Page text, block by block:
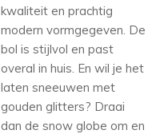
kwaliteit en prachtig
modern vormgegeven. De
bol is stijlvol en past
overal in huis. En wil je het
laten sneeuwen met
gouden glitters? Draai
dan de snow globe om en